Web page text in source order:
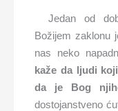
Jedan od
Božijem zaklonu
nas neko
kaže da ljudi
da je Bog
dostojanstveno